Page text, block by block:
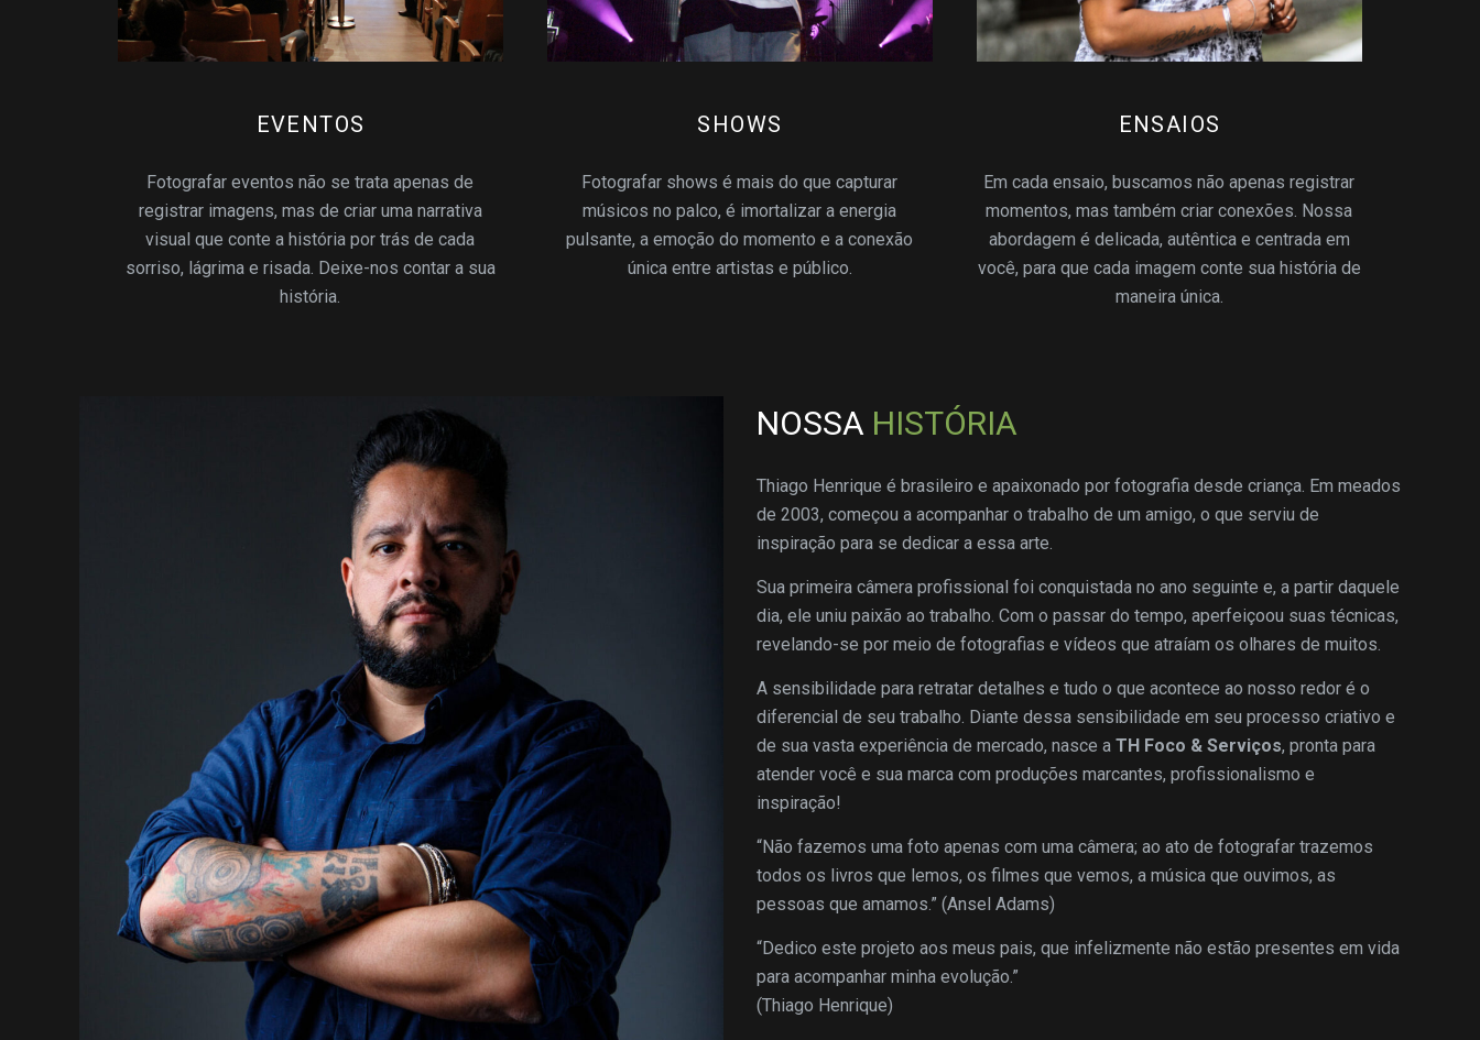
EVENTOS
Fotografar eventos não se trata apenas de
registrar imagens, mas de criar uma narrativa
visual que conte a história por trás de cada
sorriso, lágrima e risada. Deixe-nos contar a sua
história.
SHOWS
Fotografar shows é mais do que capturar
músicos no palco, é imortalizar a energia
pulsante, a emoção do momento e a conexão
única entre artistas e público.
ENSAIOS
Em cada ensaio, buscamos não apenas registrar
momentos, mas também criar conexões. Nossa
abordagem é delicada, autêntica e centrada em
você, para que cada imagem conte sua história de
maneira única.
NOSSA HISTÓRIA
Thiago Henrique é brasileiro e apaixonado por fotografia desde criança. Em meados
de 2003, começou a acompanhar o trabalho de um amigo, o que serviu de
inspiração para se dedicar a essa arte.
Sua primeira câmera profissional foi conquistada no ano seguinte e, a partir daquele
dia, ele uniu paixão ao trabalho. Com o passar do tempo, aperfeiçoou suas técnicas,
revelando-se por meio de fotografias e vídeos que atraíam os olhares de muitos.
A sensibilidade para retratar detalhes e tudo o que acontece ao nosso redor é o
diferencial de seu trabalho. Diante dessa sensibilidade em seu processo criativo e
de sua vasta experiência de mercado, nasce a TH Foco & Serviços, pronta para
atender você e sua marca com produções marcantes, profissionalismo e
inspiração!
“Não fazemos uma foto apenas com uma câmera; ao ato de fotografar trazemos
todos os livros que lemos, os filmes que vemos, a música que ouvimos, as
pessoas que amamos.” (Ansel Adams)
“Dedico este projeto aos meus pais, que infelizmente não estão presentes em vida
para acompanhar minha evolução.”
(Thiago Henrique)